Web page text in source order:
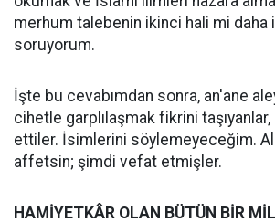
merhum talebenin ikinci hali mi daha
soruyorum.
İşte bu cevabımdan sonra, an'ane
cihetle garplılaşmak fikrini taşıyanlar,
ettiler. İsimlerini söylemeyeceğim.
affetsin; şimdi vefat etmişler.
HAMİYETKÂR OLAN BÜTÜN BİR